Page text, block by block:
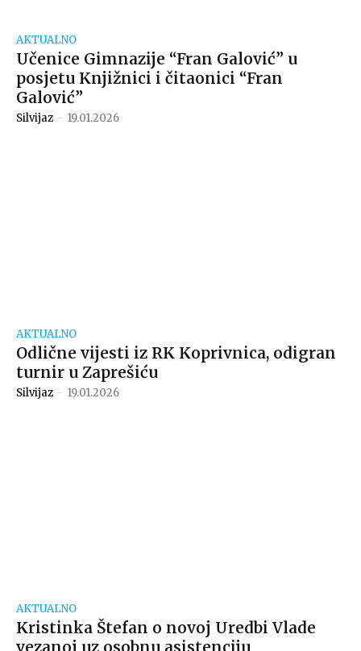
AKTUALNO
Učenice Gimnazije “Fran Galović” u
posjetu Knjižnici i čitaonici “Fran
Galović”
Silvijaz - 19.01.2026
AKTUALNO
Odlične vijesti iz RK Koprivnica, odigran
turnir u Zaprešiću
Silvijaz - 19.01.2026
AKTUALNO
Kristinka Štefan o novoj Uredbi Vlade
vezanoj uz osobnu asistenciju